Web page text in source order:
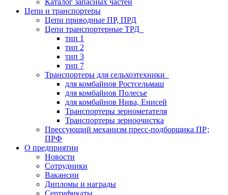
Каталог запасных частей
Цепи и транспортеры
Цепи приводные ПР, ПРД
Цепи транспортерные ТРД
тип 1
тип 2
тип 3
тип 7
Транспортеры для сельхозтехники
для комбайнов Ростсельмаш
для комбайнов Полесье
для комбайнов Нива, Енисей
Транспортеры зернометателя
Транспортеры зерноочистка
Прессующий механизм пресс-подборщика ПР;
ПРФ
О предприятии
Новости
Сотрудники
Вакансии
Дипломы и награды
Сертификаты